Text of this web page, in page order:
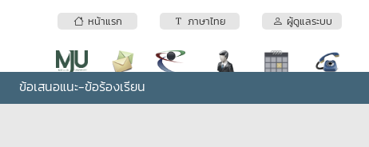
หน้าแรก ภาษาไทย ผู้ดูแลระบบ
ข้อเสนอแนะ-ข้อร้องเรียน